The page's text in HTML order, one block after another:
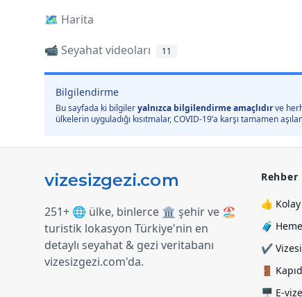
🗺️ Harita
📹 Seyahat videoları
11
Bilgilendirme
Bu sayfada ki bilgileryalnızca bilgilendirme amaçlıdırve
ülkelerin uyguladığı kısıtmalar, COVID-19’a karşı tamamen
251+ 🌐 ülke, binlerce 🏛️ şehir ve 🏖️
turistik lokasyon Türkiye'nin en
detaylı seyahat & gezi veritabanı
vizesizgezi.com'da.
Rehber
👍
🧳
✔️
🚪
🖥️ E-vize